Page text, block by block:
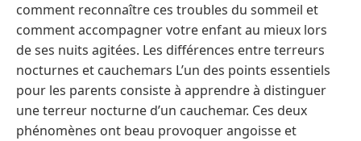
comment reconnaître ces troubles du sommeil et
comment accompagner votre enfant au mieux lors
de ses nuits agitées. Les différences entre terreurs
nocturnes et cauchemars L’un des points essentiels
pour les parents consiste à apprendre à distinguer
une terreur nocturne d’un cauchemar. Ces deux
phénomènes ont beau provoquer angoisse et